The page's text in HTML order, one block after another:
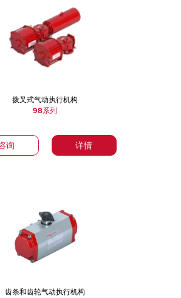
询 详情
拨叉式气动执行机构
98系列
齿条和齿轮气动执行机构